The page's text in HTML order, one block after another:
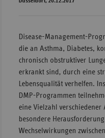
Disease-Management-
die an Asthma, Diabetes,
chronisch obstruktiver
erkrankt sind, durch eine
Lebensqualität verhelfen.
DMP-Programmen
eine Vielzahl
besondere
Wechselwirkungen